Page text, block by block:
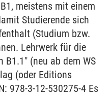
meistens mit einem
Studierende sich
(Studium bzw.
Lehrwerk für die
(neu ab dem WS
(oder Editions
978-3-12-530275-4 Es